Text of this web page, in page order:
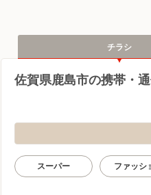
チラシ
佐賀県鹿島市の携帯・
スーパー ファッシ